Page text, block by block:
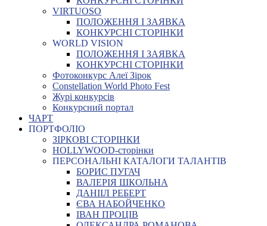
VIRTUOSO
ПОЛОЖЕННЯ І ЗАЯВКА
КОНКУРСНІ СТОРІНКИ
WORLD VISION
ПОЛОЖЕННЯ І ЗАЯВКА
КОНКУРСНІ СТОРІНКИ
Фотоконкурс Алеї Зірок
Constellation World Photo Fest
Журі конкурсів
Конкурсний портал
ЧАРТ
ПОРТФОЛІО
ЗІРКОВІ СТОРІНКИ
HOLLYWOOD-сторінки
ПЕРСОНАЛЬНІ КАТАЛОГИ ТАЛАНТІВ
БОРИС ПУГАЧ
ВАЛЕРІЯ ШКОЛЬНА
ДАНІІЛ РЕБЕРТ
ЄВА НАБОЙЧЕНКО
ІВАН ПРОЦІВ